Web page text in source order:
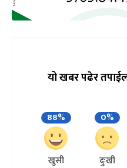
यो खबर पढेर
88%
खुसी
0%
दुःखी